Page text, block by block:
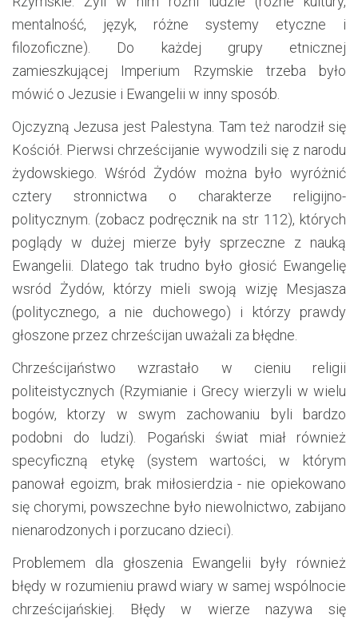
mentalność, język, różne systemy etyczne i
filozoficzne). Do każdej grupy etnicznej
zamieszkującej Imperium Rzymskie trzeba było
mówić o Jezusie i Ewangelii w inny sposób.
Ojczyzną Jezusa jest Palestyna. Tam też narodził się
Kościół. Pierwsi chrześcijanie wywodzili się z narodu
żydowskiego. Wśród Żydów można było wyróżnić
cztery stronnictwa o charakterze religijno-
politycznym. (zobacz podręcznik na str 112), których
poglądy w dużej mierze były sprzeczne z nauką
Ewangelii. Dlatego tak trudno było głosić Ewangelię
wsród Żydów, którzy mieli swoją wizję Mesjasza
(politycznego, a nie duchowego) i którzy prawdy
głoszone przez chrześcijan uważali za błędne.
Chrześcijaństwo wzrastało w cieniu religii
politeistycznych (Rzymianie i Grecy wierzyli w wielu
bogów, ktorzy w swym zachowaniu byli bardzo
podobni do ludzi). Pogański świat miał również
specyficzną etykę (system wartości, w którym
panował egoizm, brak miłosierdzia - nie opiekowano
się chorymi, powszechne było niewolnictwo, zabijano
nienarodzonych i porzucano dzieci).
Problemem dla głoszenia Ewangelii były również
błędy w rozumieniu prawd wiary w samej wspólnocie
chrześcijańskiej. Błędy w wierze nazywa się